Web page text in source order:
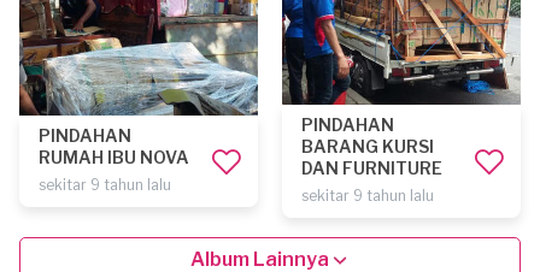
PINDAHAN
RUMAH IBU NOVA
sekitar 9 tahun lalu
PINDAHAN
BARANG KURSI
DAN FURNITURE
sekitar 9 tahun lalu
Album Lainnya